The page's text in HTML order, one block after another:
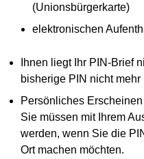
(Unionsbürgerkarte)
elektronischen
Ihnen liegt Ihr PIN-Brief
bisherige PIN nicht mehr
Persönliches Erscheinen
Sie müssen mit Ihrem
werden, wenn Sie die
Ort machen möchten.